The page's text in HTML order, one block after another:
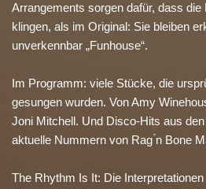
Arrangements sorgen dafür, dass die
klingen, als im Original: Sie bleiben
unverkennbar „Funhouse“.
Im Programm: viele Stücke, die
gesungen wurden. Von Amy
Joni Mitchell. Und Disco-Hits aus
aktuelle Nummern von Rag ́n Bone
The Rhythm Is It: Die